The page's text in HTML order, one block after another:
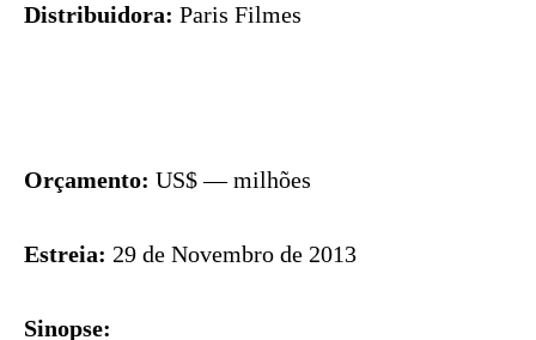
Distribuidora: Paris Filmes
Orçamento: US$ — milhões
Estreia: 29 de Novembro de 2013
Sinopse: